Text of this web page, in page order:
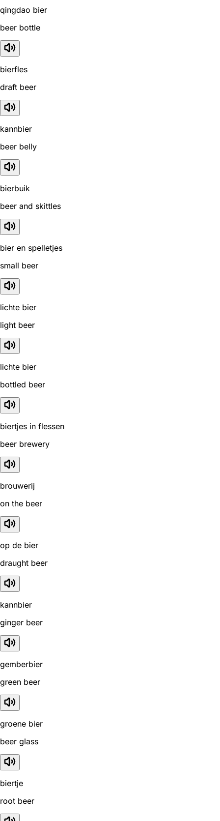
qingdao bier
beer bottle
bierfles
draft beer
kannbier
beer belly
bierbuik
beer and skittles
bier en spelletjes
small beer
lichte bier
light beer
lichte bier
bottled beer
biertjes in flessen
beer brewery
brouwerij
on the beer
op de bier
draught beer
kannbier
ginger beer
gemberbier
green beer
groene bier
beer glass
biertje
root beer